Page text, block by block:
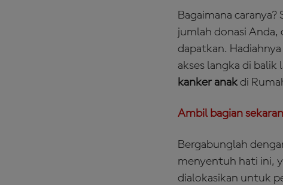
Bagaimana
jumlah donasi Anda,
dapatkan.
akses langka di balik
kanker anak di
Ambil bagian
Bergabunglah
menyentuh hati ini,
dialokasikan untuk